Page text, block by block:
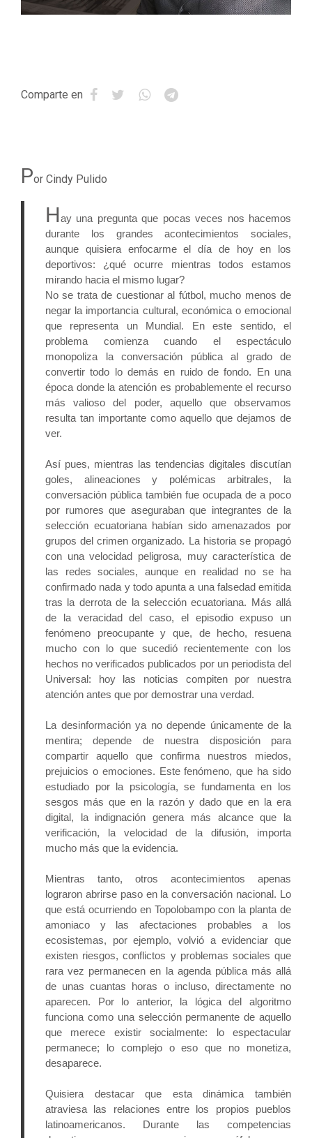
Comparte en
Por Cindy Pulido
Hay una pregunta que pocas veces nos hacemos
durante los grandes acontecimientos sociales,
aunque quisiera enfocarme el día de hoy en los
deportivos: ¿qué ocurre mientras todos estamos
mirando hacia el mismo lugar?
No se trata de cuestionar al fútbol, mucho menos de
negar la importancia cultural, económica o emocional
que representa un Mundial. En este sentido, el
problema comienza cuando el espectáculo
monopoliza la conversación pública al grado de
convertir todo lo demás en ruido de fondo. En una
época donde la atención es probablemente el recurso
más valioso del poder, aquello que observamos
resulta tan importante como aquello que dejamos de
ver.
Así pues, mientras las tendencias digitales discutían
goles, alineaciones y polémicas arbitrales, la
conversación pública también fue ocupada de a poco
por rumores que aseguraban que integrantes de la
selección ecuatoriana habían sido amenazados por
grupos del crimen organizado. La historia se propagó
con una velocidad peligrosa, muy característica de
las redes sociales, aunque en realidad no se ha
confirmado nada y todo apunta a una falsedad emitida
tras la derrota de la selección ecuatoriana. Más allá
de la veracidad del caso, el episodio expuso un
fenómeno preocupante y que, de hecho, resuena
mucho con lo que sucedió recientemente con los
hechos no verificados publicados por un periodista del
Universal: hoy las noticias compiten por nuestra
atención antes que por demostrar una verdad.
La desinformación ya no depende únicamente de la
mentira; depende de nuestra disposición para
compartir aquello que confirma nuestros miedos,
prejuicios o emociones. Este fenómeno, que ha sido
estudiado por la psicología, se fundamenta en los
sesgos más que en la razón y dado que en la era
digital, la indignación genera más alcance que la
verificación, la velocidad de la difusión, importa
mucho más que la evidencia.
Mientras tanto, otros acontecimientos apenas
lograron abrirse paso en la conversación nacional. Lo
que está ocurriendo en Topolobampo con la planta de
amoniaco y las afectaciones probables a los
ecosistemas, por ejemplo, volvió a evidenciar que
existen riesgos, conflictos y problemas sociales que
rara vez permanecen en la agenda pública más allá
de unas cuantas horas o incluso, directamente no
aparecen. Por lo anterior, la lógica del algoritmo
funciona como una selección permanente de aquello
que merece existir socialmente: lo espectacular
permanece; lo complejo o eso que no monetiza,
desaparece.
Quisiera destacar que esta dinámica también
atraviesa las relaciones entre los propios pueblos
latinoamericanos. Durante las competencias